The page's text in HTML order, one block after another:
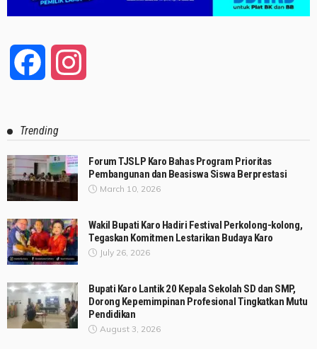
Facebook
Trending
Forum TJSLP Karo Bahas Program Prioritas
Pembangunan dan Beasiswa Siswa Berprestasi
March 10, 2026
Wakil Bupati Karo Hadiri Festival Perkolong-kolong,
Tegaskan Komitmen Lestarikan Budaya Karo
July 26, 2026
Bupati Karo Lantik 20 Kepala Sekolah SD dan SMP,
Dorong Kepemimpinan Profesional Tingkatkan Mutu
Pendidikan
August 3, 2026